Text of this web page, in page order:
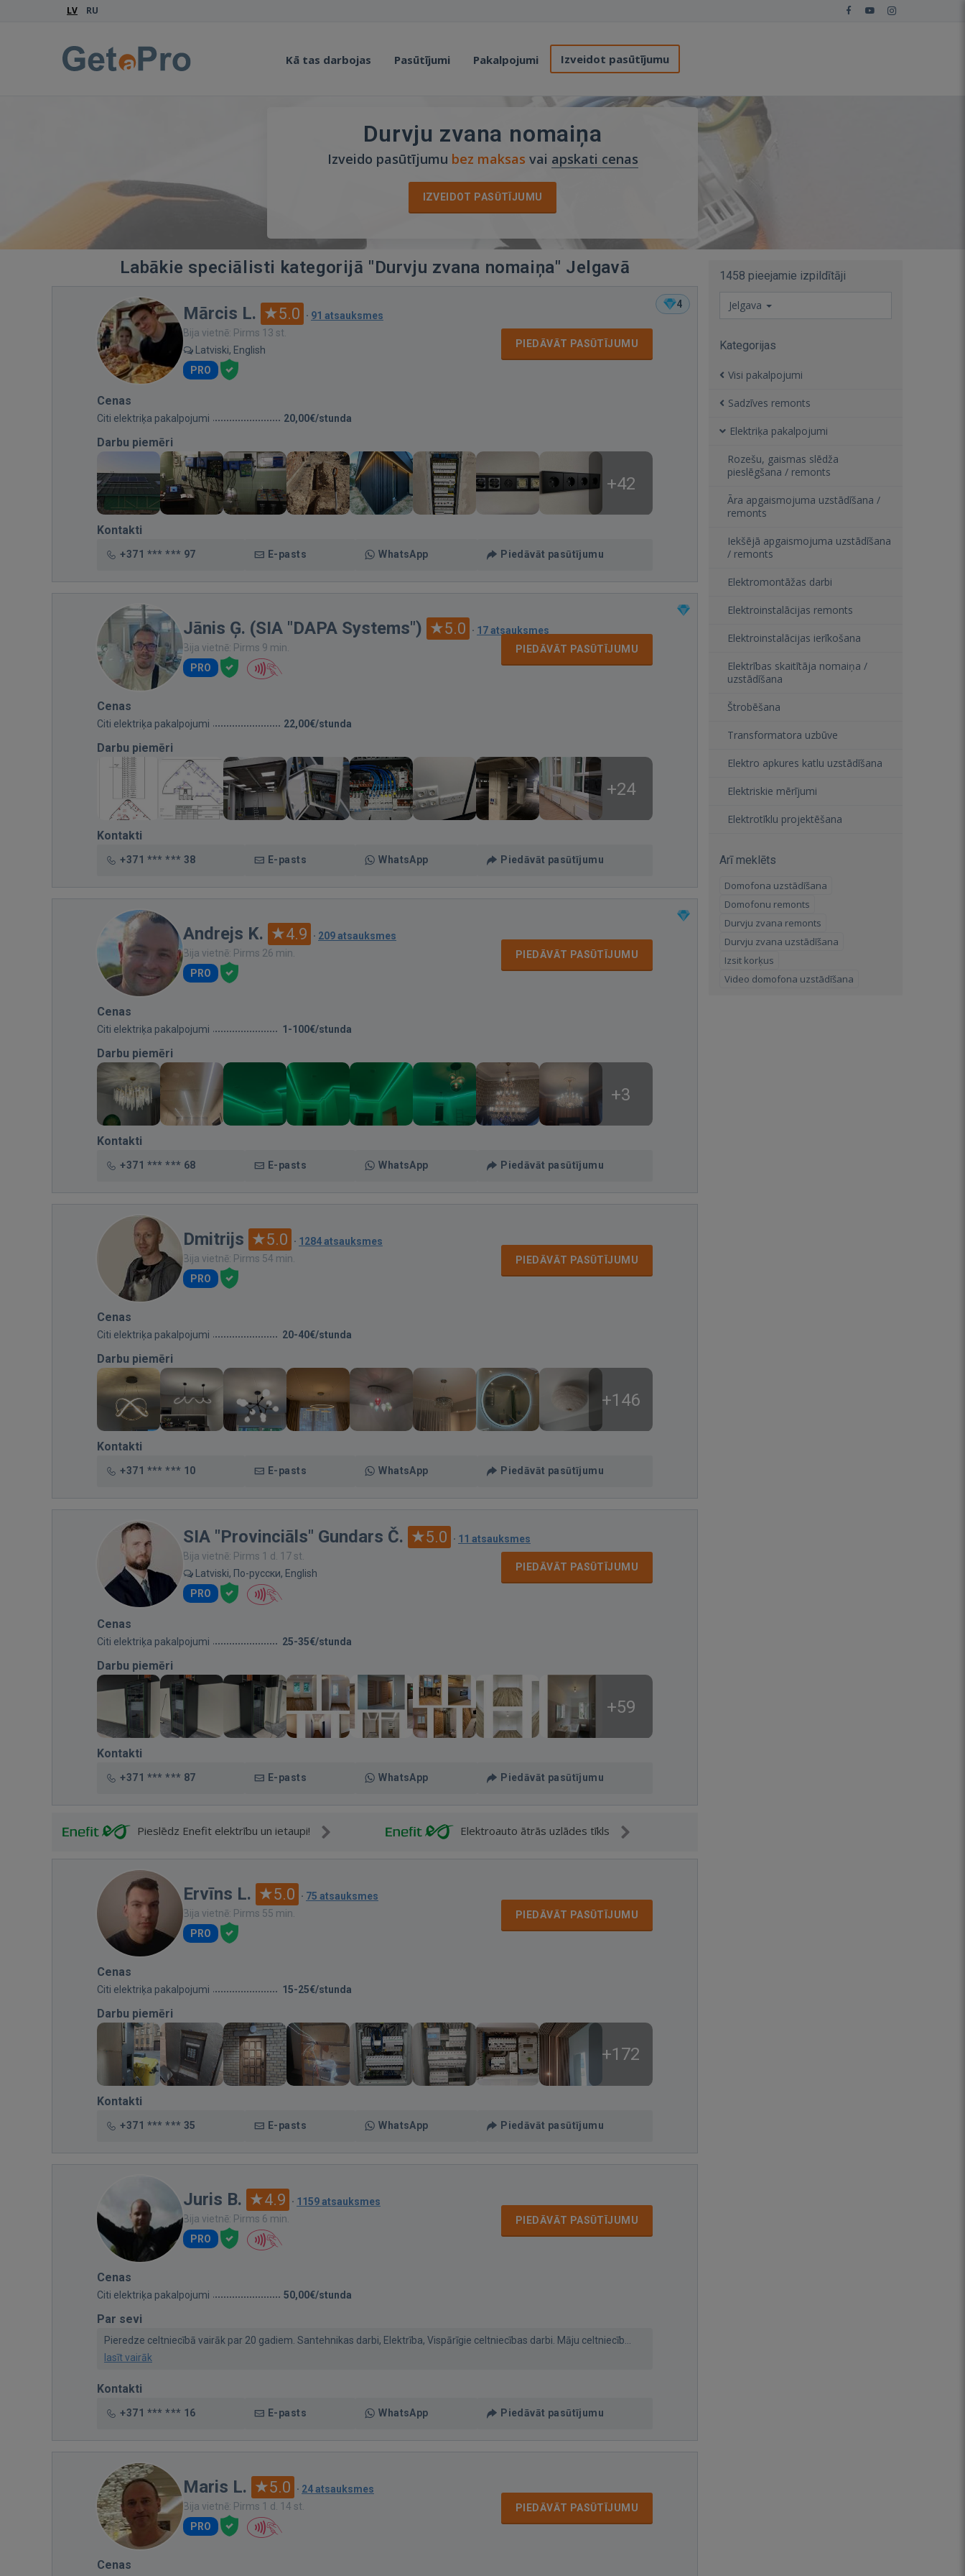
LV RU
Kā tas darbojas Pasūtījumi Pakalpojumi Izveidot pasūtījumu
Durvju zvana nomaiņa
Izveido pasūtījumu bez maksas vai apskati cenas
IZVEIDOT PASŪTĪJUMU
Labākie speciālisti kategorijā "Durvju zvana nomaiņa" Jelgavā
4
Mārcis L. 5.0 · 91 atsauksmes
Bija vietnē: Pirms 13 st.
Latviski, English
PRO
PIEDĀVĀT PASŪTĪJUMU
Cenas
Citi elektriķa pakalpojumi 20,00€/stunda
Darbu piemēri
+42
Kontakti
+371 *** *** 97 E-pasts WhatsApp Piedāvāt pasūtījumu
Jānis Ģ. (SIA "DAPA Systems") 5.0 · 17 atsauksmes
Bija vietnē: Pirms 9 min.
PRO
PIEDĀVĀT PASŪTĪJUMU
Cenas
Citi elektriķa pakalpojumi 22,00€/stunda
Darbu piemēri
+24
Kontakti
+371 *** *** 38 E-pasts WhatsApp Piedāvāt pasūtījumu
Andrejs K. 4.9 · 209 atsauksmes
Bija vietnē: Pirms 26 min.
PRO
PIEDĀVĀT PASŪTĪJUMU
Cenas
Citi elektriķa pakalpojumi 1-100€/stunda
Darbu piemēri
+3
Kontakti
+371 *** *** 68 E-pasts WhatsApp Piedāvāt pasūtījumu
Dmitrijs 5.0 · 1284 atsauksmes
Bija vietnē: Pirms 54 min.
PRO
PIEDĀVĀT PASŪTĪJUMU
Cenas
Citi elektriķa pakalpojumi 20-40€/stunda
Darbu piemēri
+146
Kontakti
+371 *** *** 10 E-pasts WhatsApp Piedāvāt pasūtījumu
SIA "Provinciāls" Gundars Č. 5.0 · 11 atsauksmes
Bija vietnē: Pirms 1 d. 17 st.
Latviski, По-русски, English
PRO
PIEDĀVĀT PASŪTĪJUMU
Cenas
Citi elektriķa pakalpojumi 25-35€/stunda
Darbu piemēri
+59
Kontakti
+371 *** *** 87 E-pasts WhatsApp Piedāvāt pasūtījumu
Pieslēdz Enefit elektrību un ietaupi! Elektroauto ātrās uzlādes tīkls
Ervīns L. 5.0 · 75 atsauksmes
Bija vietnē: Pirms 55 min.
PRO
PIEDĀVĀT PASŪTĪJUMU
Cenas
Citi elektriķa pakalpojumi 15-25€/stunda
Darbu piemēri
+172
Kontakti
+371 *** *** 35 E-pasts WhatsApp Piedāvāt pasūtījumu
Juris B. 4.9 · 1159 atsauksmes
Bija vietnē: Pirms 6 min.
PRO
PIEDĀVĀT PASŪTĪJUMU
Cenas
Citi elektriķa pakalpojumi 50,00€/stunda
Par sevi
Pieredze celtniecībā vairāk par 20 gadiem. Santehnikas darbi, Elektrība, Vispārīgie celtniecības darbi. Māju celtniecīb...
lasīt vairāk
Kontakti
+371 *** *** 16 E-pasts WhatsApp Piedāvāt pasūtījumu
Maris L. 5.0 · 24 atsauksmes
Bija vietnē: Pirms 1 d. 14 st.
PRO
PIEDĀVĀT PASŪTĪJUMU
Cenas
1458 pieejamie izpildītāji
Jelgava
Kategorijas
Visi pakalpojumi
Sadzīves remonts
Elektriķa pakalpojumi
Rozešu, gaismas slēdža
pieslēgšana / remonts
Āra apgaismojuma uzstādīšana /
remonts
Iekšējā apgaismojuma uzstādīšana
/ remonts
Elektromontāžas darbi
Elektroinstalācijas remonts
Elektroinstalācijas ierīkošana
Elektrības skaitītāja nomaiņa /
uzstādīšana
Štrobēšana
Transformatora uzbūve
Elektro apkures katlu uzstādīšana
Elektriskie mērījumi
Elektrotīklu projektēšana
Arī meklēts
Domofona uzstādīšana
Domofonu remonts
Durvju zvana remonts
Durvju zvana uzstādīšana
Izsit korķus
Video domofona uzstādīšana